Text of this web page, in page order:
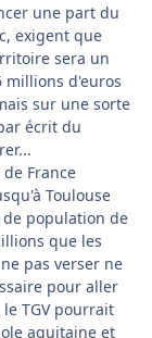
une part du
exigent que
sera un
millions d'euros
sur une sorte
écrit du
France
Toulouse
population de
que les
pas verser ne
pour aller
TGV pourrait
aquitaine et